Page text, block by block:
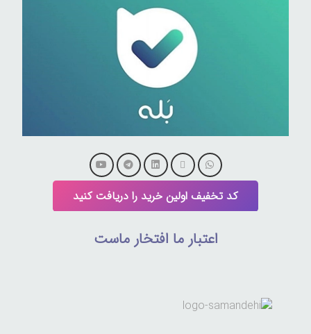
کد تخفیف اولین خرید را دریافت کنید
اعتبار ما افتخار ماست